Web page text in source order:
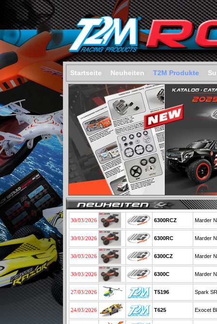
Startseite Neuheiten T2M Produkte
30/03/2026 6300RCZ Marder
30/03/2026 6300RC Marder
30/03/2026 6300CZ Marder
30/03/2026 6300C Marder
27/03/2026 T5196 Spark
24/03/2026 T625 Exocet